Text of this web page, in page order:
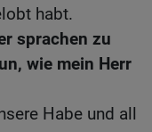
habt.
sprachen zu
wie mein Herr
Habe und all